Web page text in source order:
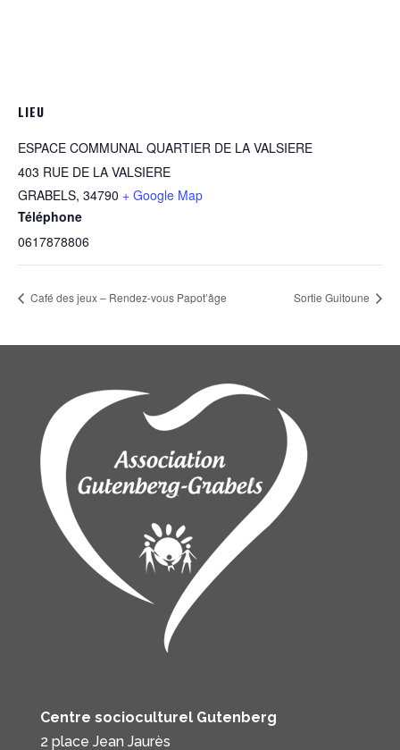
LIEU
ESPACE COMMUNAL QUARTIER DE LA VALSIERE
403 RUE DE LA VALSIERE
GRABELS, 34790 + Google Map
Téléphone
0617878806
Café des jeux – Rendez-vous Papot’âge Sortie Guitoune
Centre socioculturel Gutenberg
2 place Jean Jaurès